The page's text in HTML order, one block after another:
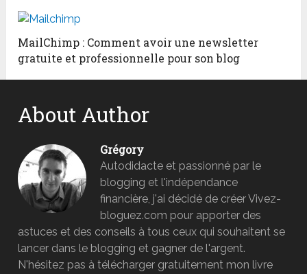
MailChimp : Comment avoir une newsletter
gratuite et professionnelle pour son blog
About Author
Grégory
Autodidacte et passionné par le
blogging et l'indépendance
financière, j'ai décidé de créer Vivez-
bloguez.com pour apporter des
astuces et des conseils à tous ceux qui souhaitent se
lancer dans le blogging et gagner de l'argent.
N'hésitez pas à télécharger gratuitement mon livre